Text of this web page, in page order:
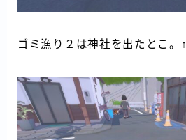
ゴミ漁り２は神社を出たとこ。↑